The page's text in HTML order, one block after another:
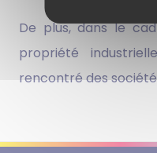
De plus, dans le
propriété
rencontré des